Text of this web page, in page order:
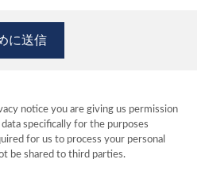
notice you are giving us permission
specifically for the purposes
for us to process your personal
be shared to third parties.